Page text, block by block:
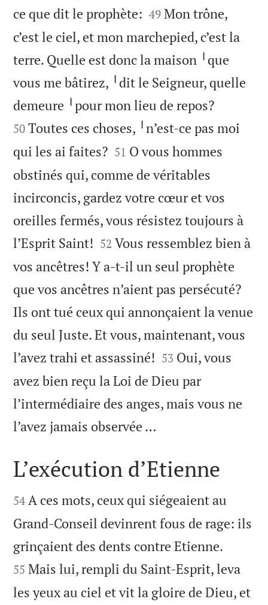
ce que dit le prophète: 

49 Mon trône,
c’est le ciel, et mon marchepied, c’est la
terre. Quelle est donc la maison ╵que
vous me bâtirez, ╵dit le Seigneur, quelle
demeure ╵pour mon lieu de repos?
50 Toutes ces choses, ╵n’est-ce pas moi
qui les ai faites?
51 O vous hommes
obstinés qui, comme de véritables
incirconcis, gardez votre cœur et vos
oreilles fermés, vous résistez toujours à
l’Esprit Saint! 

52 Vous ressemblez bien à
vos ancêtres! Y a-t-il un seul prophète
que vos ancêtres n’aient pas persécuté?
Ils ont tué ceux qui annonçaient la venue
du seul Juste. Et vous, maintenant, vous
l’avez trahi et assassiné! 

53 Oui, vous
avez bien reçu la Loi de Dieu par
l’intermédiaire des anges, mais vous ne
l’avez jamais observée …

L’exécution d’Etienne

54 A ces mots, ceux qui siégeaient au
Grand-Conseil devinrent fous de rage: ils
grinçaient des dents contre Etienne.
55 Mais lui, rempli du Saint-Esprit, leva
les yeux au ciel et vit la gloire de Dieu, et